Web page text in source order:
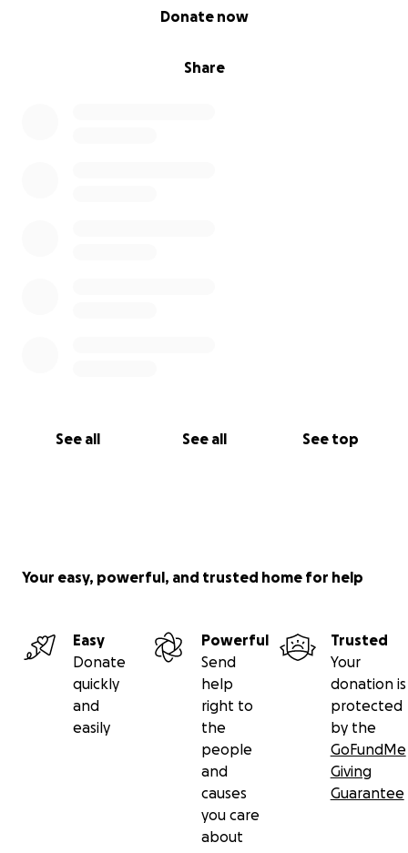
Share
Donate now
See all See all See top
Your easy, powerful, and trusted home for help
Easy
Donate
quickly
and
easily
Powerful
Send
help
right to
the
people
and
causes
you care
about
Trusted
Your
donation is
protected
by the
GoFundMe
Giving
Guarantee